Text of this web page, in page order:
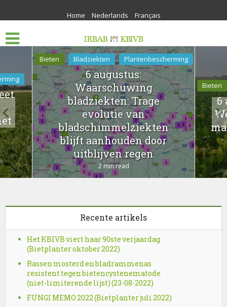
Home Nederlands Français
Bieten Bladziekten Plantenbescherming
6 augustus:
Waarschuwing
bladziekten: Trage
evolutie van
bladschimmelziekten
blijft aanhouden door
uitblijven regen
2 min read
Bieten
6
Recente artikels
Het KBIVB viert haar 90ste verjaardag
(Bietplanter oktober 2022)
Rassen mosterd en bladrammenas
resistent tegen bietencystenematode
(niet-limiterende lijst) (23-08-2022)
FUNGI MEMO 2022 (Bietplanter juli 2022)